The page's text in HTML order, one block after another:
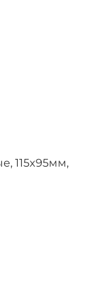
115x95мм,